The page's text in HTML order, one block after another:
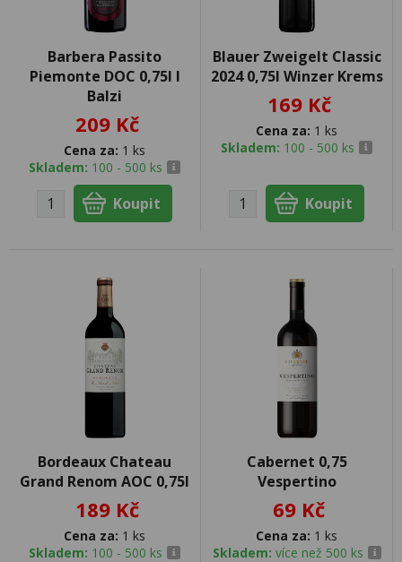
Barbera Passito
Piemonte DOC 0,75l I
Balzi
209 Kč
Cena za: 1 ks
Skladem: 100 - 500 ks
Blauer Zweigelt Classic
2024 0,75l Winzer Krems
169 Kč
Cena za: 1 ks
Skladem: 100 - 500 ks
Bordeaux Chateau
Grand Renom AOC 0,75l
189 Kč
Cena za: 1 ks
Skladem: 100 - 500 ks
Cabernet 0,75
Vespertino
69 Kč
Cena za: 1 ks
Skladem: více než 500 ks